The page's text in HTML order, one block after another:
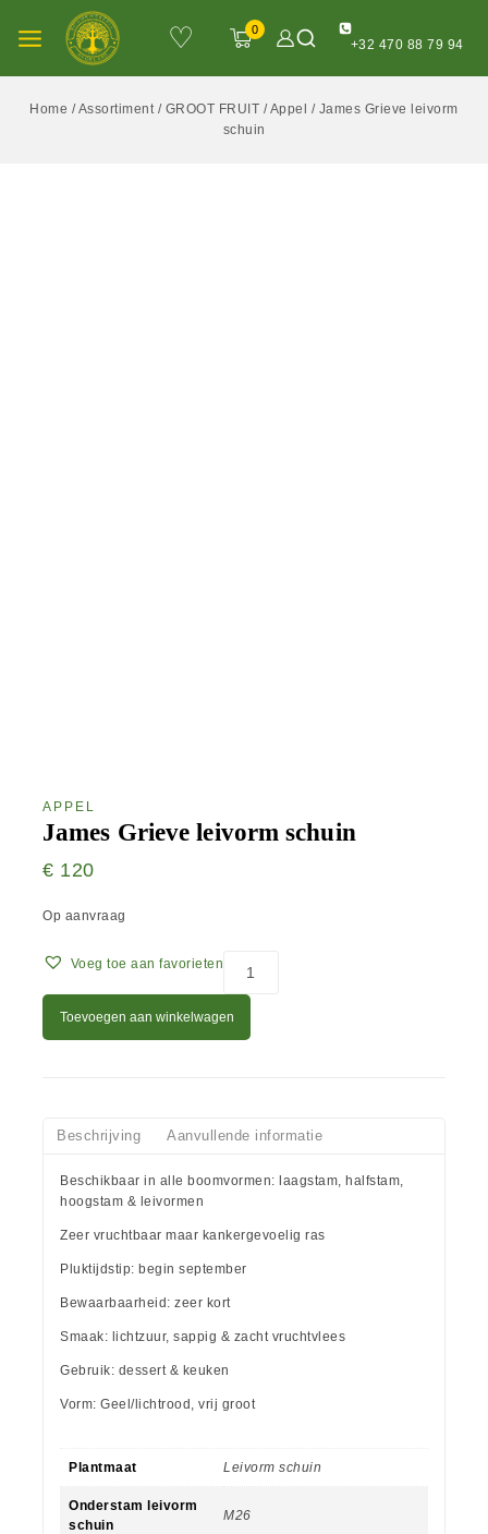
♡ 0
+32 470 88 79 94
Home /Assortiment / GROOT FRUIT /Appel / James Grieve leivorm
schuin
APPEL
James Grieve leivorm schuin
€ 120
Op aanvraag
Voeg toe aan favorieten
Toevoegen aan winkelwagen
Beschrijving Aanvullende informatie
Beschikbaar in alle boomvormen: laagstam, halfstam,
hoogstam & leivormen
Zeer vruchtbaar maar kankergevoelig ras
Pluktijdstip: begin september
Bewaarbaarheid: zeer kort
Smaak: lichtzuur, sappig & zacht vruchtvlees
Gebruik: dessert & keuken
Vorm: Geel/lichtrood, vrij groot
Plantmaat Leivorm schuin
Onderstam leivorm
schuin
M26